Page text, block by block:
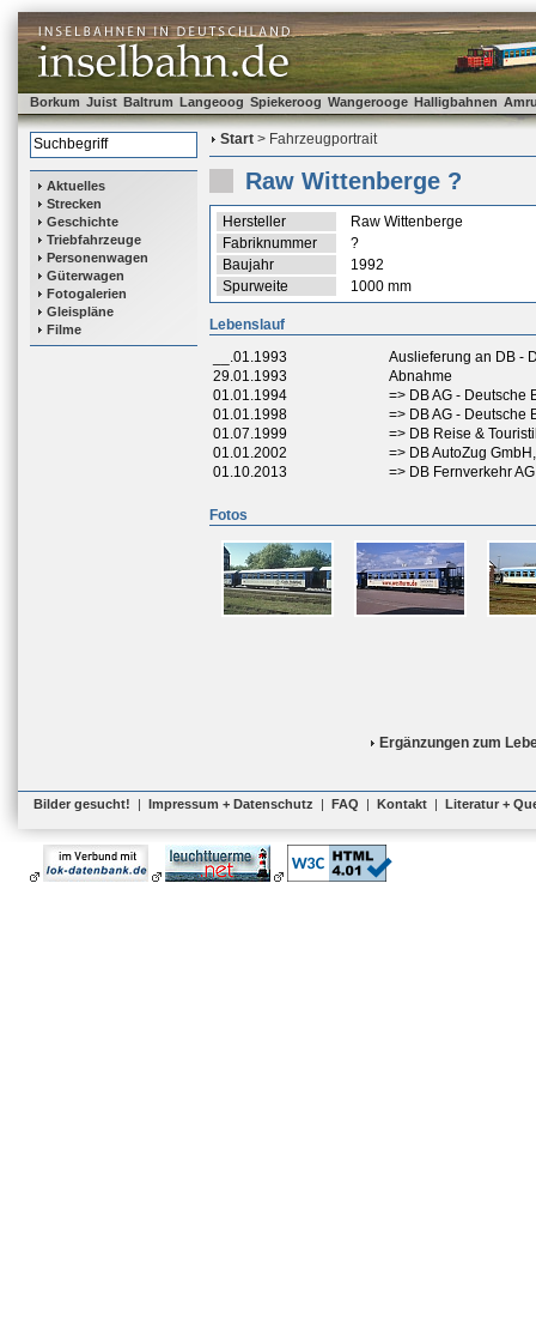
Borkum Juist Baltrum Langeoog Spiekeroog Wangerooge Halligbahnen
Aktuelles
Strecken
Geschichte
Triebfahrzeuge
Personenwagen
Güterwagen
Fotogalerien
Gleispläne
Filme
Start > Fahrzeugportrait
Raw Wittenberge ?
Hersteller
Raw Wittenberge
Fabriknummer
?
Baujahr
1992
Spurweite
1000 mm
Lebenslauf
__.01.1993
Auslieferung an DB -
29.01.1993
Abnahme
01.01.1994
=> DB AG - Deutsche
01.01.1998
=> DB AG - Deutsche
01.07.1999
=> DB Reise &
01.01.2002
=> DB AutoZug
01.10.2013
=> DB Fernverkehr AG
Fotos
Ergänzungen zum
Bilder gesucht! | Impressum + Datenschutz | FAQ | Kontakt | Literatur +